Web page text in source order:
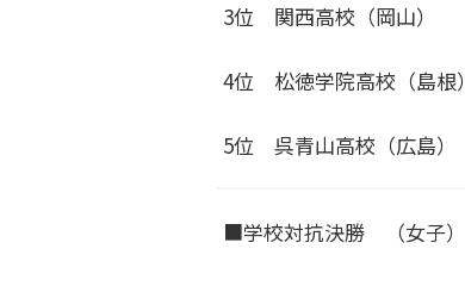
3位 関西高校（岡山）
4位 松徳学院高校（島根）
5位 呉青山高校（広島）
■学校対抗決勝 （女子）